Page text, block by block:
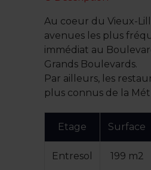
Au coeur du Vieux-
avenues les plus
immédiat au
Grands Boulevards.
Par ailleurs, les
plus connus de la
Etage Surface
Entresol 199 m2